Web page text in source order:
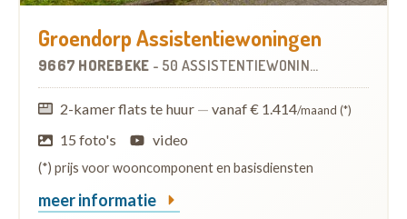
Groendorp Assistentiewoningen
9667 HOREBEKE - 50 ASSISTENTIEWONINGEN
2-kamer flats te huur — vanaf € 1.414/maand (*)
15 foto's video
(*) prijs voor wooncomponent en basisdiensten
meer informatie